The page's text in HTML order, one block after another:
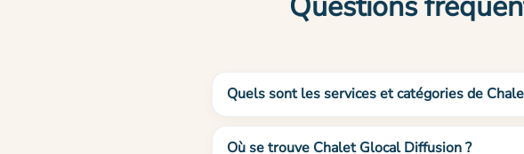
Quels sont les services et catégories de
Où se trouve Chalet Glocal Diffusion ?